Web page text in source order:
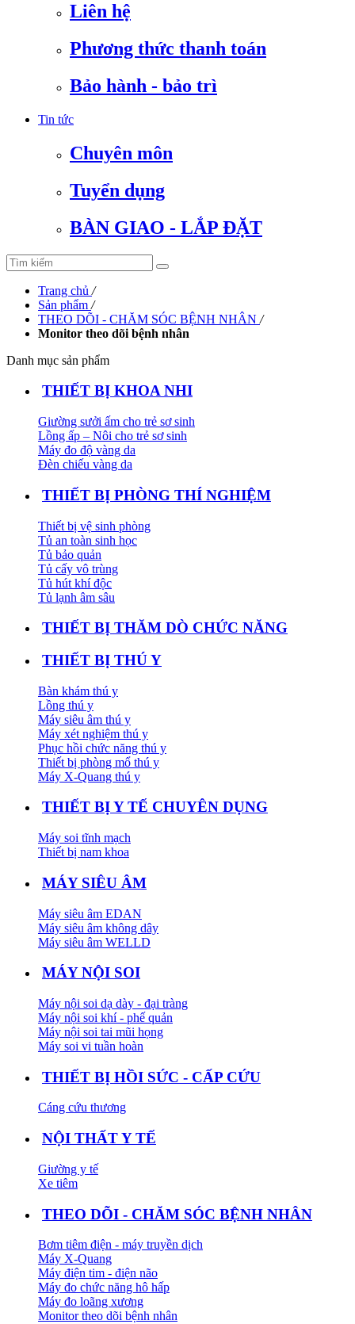
Liên hệ
Phương thức thanh toán
Bảo hành - bảo trì
Tin tức
Chuyên môn
Tuyển dụng
BÀN GIAO - LẮP ĐẶT
Trang chủ /
Sản phẩm /
THEO DÕI - CHĂM SÓC BỆNH NHÂN /
Monitor theo dõi bệnh nhân
Danh mục sản phẩm
THIẾT BỊ KHOA NHI
Giường sưởi ấm cho trẻ sơ sinh
Lồng ấp – Nôi cho trẻ sơ sinh
Máy đo độ vàng da
Đèn chiếu vàng da
THIẾT BỊ PHÒNG THÍ NGHIỆM
Thiết bị vệ sinh phòng
Tủ an toàn sinh học
Tủ bảo quản
Tủ cấy vô trùng
Tủ hút khí độc
Tủ lạnh âm sâu
THIẾT BỊ THĂM DÒ CHỨC NĂNG
THIẾT BỊ THÚ Y
Bàn khám thú y
Lồng thú y
Máy siêu âm thú y
Máy xét nghiệm thú y
Phục hồi chức năng thú y
Thiết bị phòng mổ thú y
Máy X-Quang thú y
THIẾT BỊ Y TẾ CHUYÊN DỤNG
Máy soi tĩnh mạch
Thiết bị nam khoa
MÁY SIÊU ÂM
Máy siêu âm EDAN
Máy siêu âm không dây
Máy siêu âm WELLD
MÁY NỘI SOI
Máy nội soi dạ dày - đại tràng
Máy nội soi khí - phế quản
Máy nội soi tai mũi họng
Máy soi vi tuần hoàn
THIẾT BỊ HỒI SỨC - CẤP CỨU
Cáng cứu thương
NỘI THẤT Y TẾ
Giường y tế
Xe tiêm
THEO DÕI - CHĂM SÓC BỆNH NHÂN
Bơm tiêm điện - máy truyền dịch
Máy X-Quang
Máy điện tim - điện não
Máy đo chức năng hô hấp
Máy đo loãng xương
Monitor theo dõi bệnh nhân